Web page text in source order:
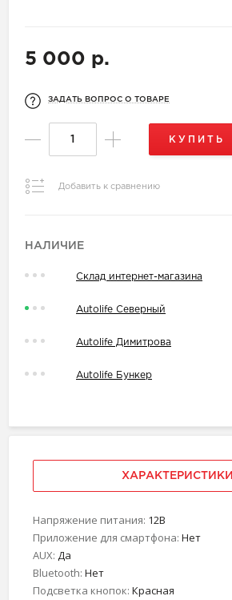
5 000 р.
ЗАДАТЬ ВОПРОС О ТОВАРЕ
КУПИТЬ
Добавить к сравнению
НАЛИЧИЕ
Склад интернет-магазина
Autolife Северный
Autolife Димитрова
Autolife Бункер
ХАРАКТЕРИСТИКИ
Напряжение питания: 12В
Приложение для смартфона: Нет
AUX: Да
Bluetooth: Нет
Подсветка кнопок: Красная